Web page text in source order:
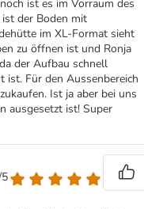
ist es im Vorraum des
ist der Boden mit
im XL-Format sieht
zu öffnen ist und Ronja
der Aufbau schnell
ist. Für den Aussenbereich
Ist ja aber bei uns
ausgesetzt ist! Super